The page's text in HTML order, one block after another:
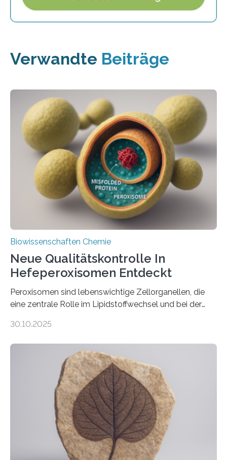
Verwandte Beiträge
Biowissenschaften Chemie
Neue Qualitätskontrolle In
Hefeperoxisomen Entdeckt
Peroxisomen sind lebenswichtige Zellorganellen, die
eine zentrale Rolle im Lipidstoffwechsel und bei der
erfüllen können, müssen zahlreiche Enzyme präzise in
der Ruhr-Universität Bochum um Prof. Dr. Ralf Erdmann
und Dr. Ismaila Francis Yusuf hat nun einen bislang
unbekannten Qualitätskontrollmechanismus des
peroxisomalen Proteintransports in der Bäckerhefe
Saccharomyces cerevisiae entdeckt, der für die
Funktionsfähigkeit der Organellen entscheidend ist. Die
Studie wurde am 28. Oktober 2025 in der
Fachzeitschrift…
30.10.2025